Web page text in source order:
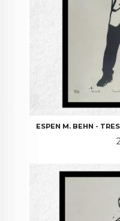
ESPEN M. BEHN -